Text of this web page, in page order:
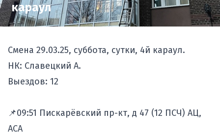
караул
Смена 29.03.25, суббота, сутки, 4й караул.
НК: Славецкий А.
Выездов: 12
📌09:51 Пискарёвский пр-кт, д 47 (12 ПСЧ) АЦ,
АСА